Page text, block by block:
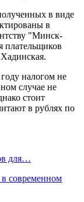
в виде
в
"Минск-
плательщиков
налогом не
случае не
стоит
в рублях по
для…
современном